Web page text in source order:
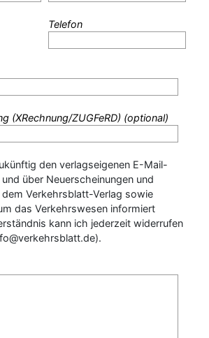
Telefon
(XRechnung/ZUGFeRD) (optional)
den verlagseigenen E-Mail-
über Neuerscheinungen und
Verkehrsblatt-Verlag sowie
das Verkehrswesen informiert
kann ich jederzeit widerrufen